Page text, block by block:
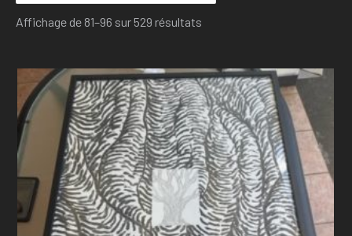
Affichage de 81–96 sur 529 résultats